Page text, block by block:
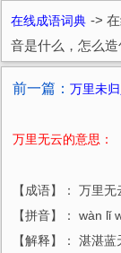
在线成语词典 ->
音是什么，怎么造
前一篇： 万里未归
万里无云的意思：
【成语】： 万里无
【拼音】： wàn lǐ
【解释】： 湛湛